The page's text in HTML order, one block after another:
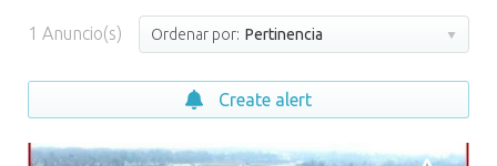
1 Anuncio(s) Ordenar por: Pertinencia
Create alert